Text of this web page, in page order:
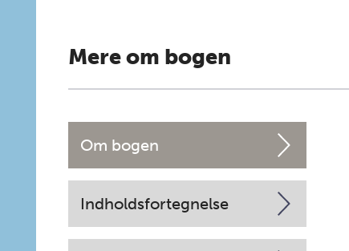
Mere om bogen
Om bogen
Indholdsfortegnelse